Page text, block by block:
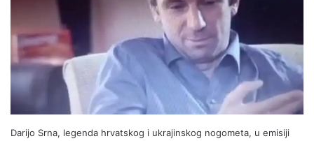
Darijo Srna, legenda hrvatskog i ukrajinskog nogometa, u emisiji